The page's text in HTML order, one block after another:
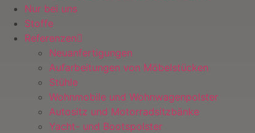
Nur bei uns
Stoffe
Referenzen
Neuanfertigungen
Aufarbeitungen von Möbelstücken
Stühle
Wohnmobile und Wohnwagenpolster
Autositz und Motorradsitzbänke
Yacht- und Bootspolster